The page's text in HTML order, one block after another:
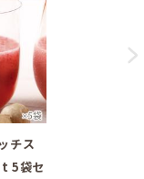
チス
5袋セ